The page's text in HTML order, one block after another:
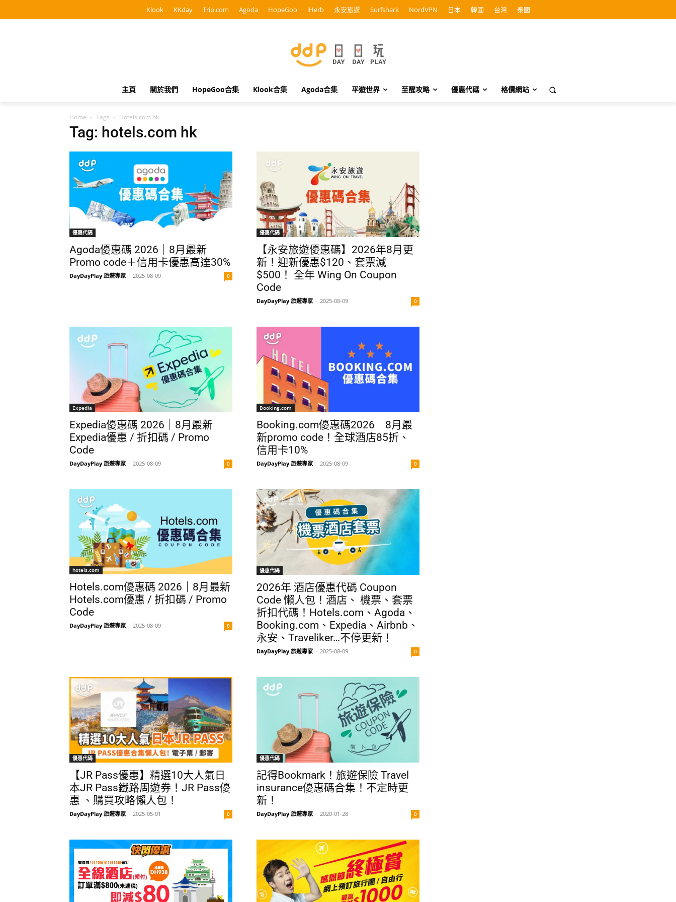
Klook KKday Trip.com Agoda HopeGoo iHerb 永安旅遊 Surfshark NordVPN 日本 韓國 台灣 泰國
主頁 關於我們 HopeGoo合集 Klook合集 Agoda合集 平遊世界 至醒攻略 優惠代碼 格價網站
Home Tags Hotels.com hk
Tag: hotels.com hk
優惠代碼
Agoda優惠碼 2026｜8月最新
Promo code＋信用卡優惠高達30%
DayDayPlay 旅遊專家 - 2025-08-09 0
優惠代碼
【永安旅遊優惠碼】2026年8月更
新！迎新優惠$120、套票減
$500！ 全年 Wing On Coupon
Code
DayDayPlay 旅遊專家 - 2025-08-09 0
Expedia
Expedia優惠碼 2026｜8月最新
Expedia優惠 / 折扣碼 / Promo
Code
DayDayPlay 旅遊專家 - 2025-08-09 0
Booking.com
Booking.com優惠碼2026｜8月最
新promo code！全球酒店85折、
信用卡10%
DayDayPlay 旅遊專家 - 2025-08-09 0
hotels.com
Hotels.com優惠碼 2026｜8月最新
Hotels.com優惠 / 折扣碼 / Promo
Code
DayDayPlay 旅遊專家 - 2025-08-09 0
優惠代碼
2026年 酒店優惠代碼 Coupon
Code 懶人包！酒店、 機票、套票
折扣代碼！Hotels.com、Agoda、
Booking.com、Expedia、Airbnb、
永安、Traveliker…不停更新！
DayDayPlay 旅遊專家 - 2025-08-09 0
優惠代碼
【JR Pass優惠】精選10大人氣日
本JR Pass鐵路周遊券！JR Pass優
惠 、購買攻略懶人包！
DayDayPlay 旅遊專家 - 2025-05-01 0
優惠代碼
記得Bookmark！旅遊保險 Travel
insurance優惠碼合集！不定時更
新！
DayDayPlay 旅遊專家 - 2020-01-28 0